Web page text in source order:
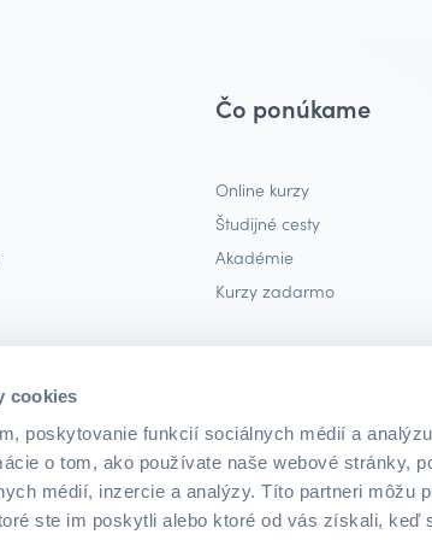
cookies
poskytovanie funkcií sociálnych médií a
o tom, ako používate naše webové stránky,
médií, inzercie a analýzy. Títo partneri môžu
ste im poskytli alebo ktoré od vás získali, keď
Čo ponúkame
Online kurzy
Študijné cesty
Akadémie
Kurzy zadarmo